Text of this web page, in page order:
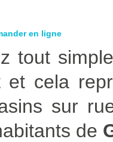
en ligne
tout
et cela
sur
de